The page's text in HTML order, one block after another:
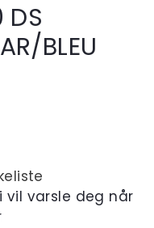
DS
BLEU
vil varsle deg når